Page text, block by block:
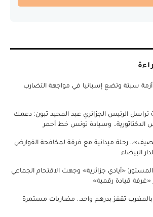
سبتة وتضع إسبانيا في مواجهة التضارب
تراسل الرئيس الجزائري عبد المجيد تبون: دعمك
وسيادة تونس خط أحمر
رحلة ميدانية مع فرقة لمكافحة القوارض
البيضاء
«أيادي جزائرية» وجهت الاقتحام الجماعي
«غرفة قيادة رقمية»
تقفز بدرهم واحد.. مضاربات مستمرة